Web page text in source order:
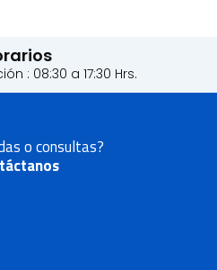
: 08:30 a 17:30 Hrs.
o consultas?